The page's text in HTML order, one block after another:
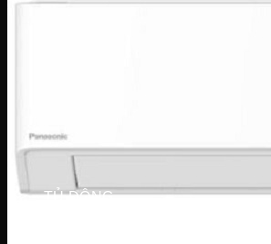
Tủ lạnh Mitsubishi
TỦ ĐÔNG